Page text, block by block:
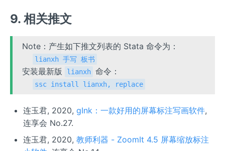
9. 相关推文
Note：产生如下推文列表的 Stata 命令为：
lianxh 手写 板书
安装最新版 lianxh 命令：
ssc install lianxh, replace
连玉君, 2020, gInk：一款好用的屏幕标注写画软件,
连享会 No.27.
连玉君, 2020, 教师利器 - ZoomIt 4.5 屏幕缩放标注